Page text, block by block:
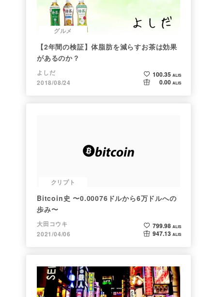
グルメ
【2年間の検証】体脂肪を減らすお茶は効果
があるのか？
よしだ
2018/08/24
100.35 ALIS
0.00 ALIS
クリプト
Bitcoin史 〜0.00076ドルから6万ドルへの
歩み〜
大田コウキ
2021/04/06
799.98 ALIS
947.13 ALIS